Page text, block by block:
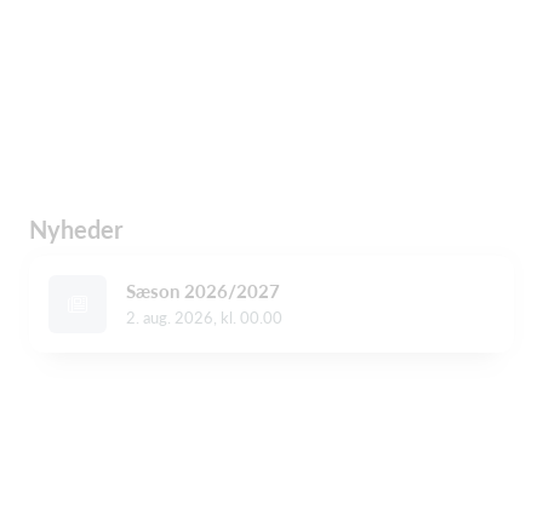
Nyheder
Sæson 2026/2027
2. aug. 2026, kl. 00.00